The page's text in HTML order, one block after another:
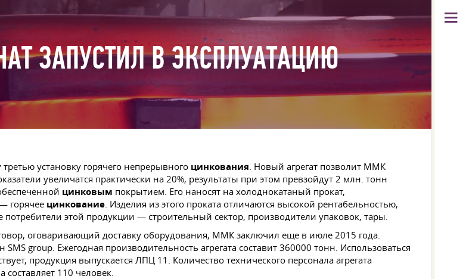
ЗАПУСТИЛ В ЭКСПЛУАТАЦИЮ
установку горячего непрерывного цинкования. Новый агрегат позволит ММК
увеличатся практически на 20%, результаты при этом превзойдут 2 млн. тонн
цинковым покрытием. Его наносят на холоднокатаный прокат,
горячее цинкование. Изделия из этого проката отличаются высокой рентабельностью,
этой продукции — строительный сектор, производители упаковок, тары.
оговаривающий доставку оборудования, ММК заключил еще в июле 2015 года.
group. Ежегодная производительность агрегата составит 360000 тонн. Использоваться
продукция выпускается ЛПЦ 11. Количество технического персонала агрегата
составляет 110 человек.